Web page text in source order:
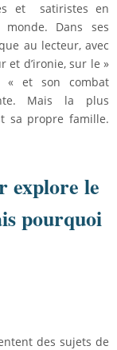
et satiristes en
Dans ses
au lecteur, avec
et d’ironie, sur le »
« et son combat
Mais la plus
sa propre famille.
explore le
pourquoi
des sujets de